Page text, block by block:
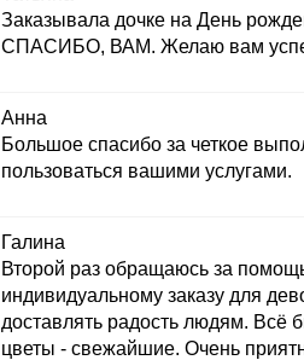
Заказывала дочке на День
СПАСИБО, ВАМ. Желаю вам
Анна
Большое спасибо за четкое
пользоваться вашими услугами.
Галина
Второй раз обращаюсь за
индивидуальному заказу для
доставлять радость людям. Всё
цветы - свежайшие. Очень